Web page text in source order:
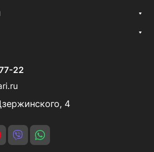
22
4